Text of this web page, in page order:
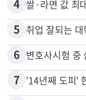
3
4 쌀·라면 값 최
5 취업 잘되는
6 변호사시험 중